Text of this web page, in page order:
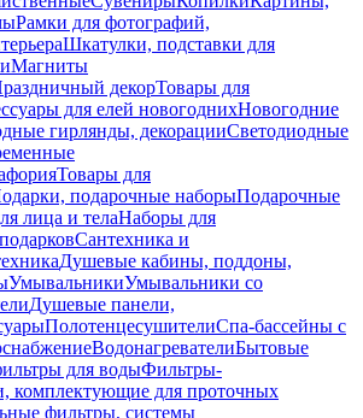
Рамки для фотографий,
Шкатулки, подставки для
Магниты
декорТовары для
для елей новогоднихНовогодние
гирлянды, декорацииСветодиодные
Товары для
подарочные наборыПодарочные
лица и телаНаборы для
Сантехника и
Душевые кабины, поддоны,
УмывальникиУмывальники со
Душевые панели,
ПолотенцесушителиСпа-бассейны с
ВодонагревателиБытовые
для водыФильтры-
комплектующие для проточных
фильтры, системы